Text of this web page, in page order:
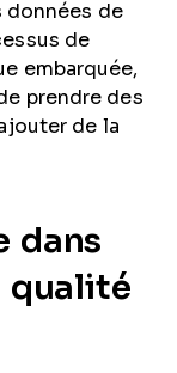
données de
de
embarquée,
prendre des
de la
dans
qualité